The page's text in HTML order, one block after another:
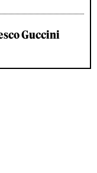
Guccini